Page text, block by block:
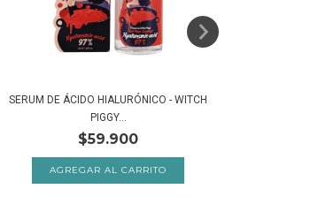
SERUM DE ÁCIDO HIALURÓNICO - WITCH
PIGGY...
$59.900